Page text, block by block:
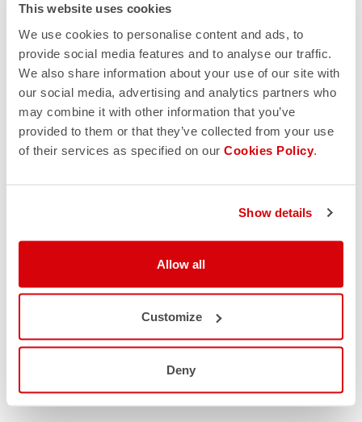
This website uses cookies
We use cookies to personalise content and ads, to
provide social media features and to analyse our traffic.
We also share information about your use of our site with
our social media, advertising and analytics partners who
may combine it with other information that you’ve
provided to them or that they’ve collected from your use
of their services as specified on our Cookies Policy.
Show details
Allow all
Customize
Deny